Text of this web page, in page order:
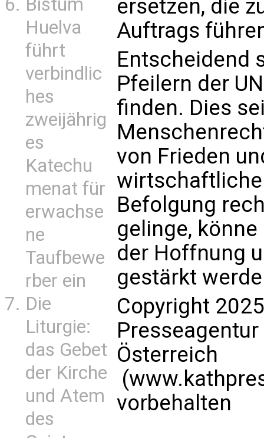
Bistum
Huelva
führt
verbindlic
hes
zweijährig
es
Katechu
menat für
erwachse
ne
Taufbewe
rber ein
Die
Liturgie:
das Gebet
der Kirche
und Atem
des
ersetzen, die
Auftrags
Entscheidend
Pfeilern der
finden. Dies
von Frieden
Befolgung
gelinge,
der Hoffnung
gestärkt
Copyright
Presseagentur
Österreich
vorbehalten